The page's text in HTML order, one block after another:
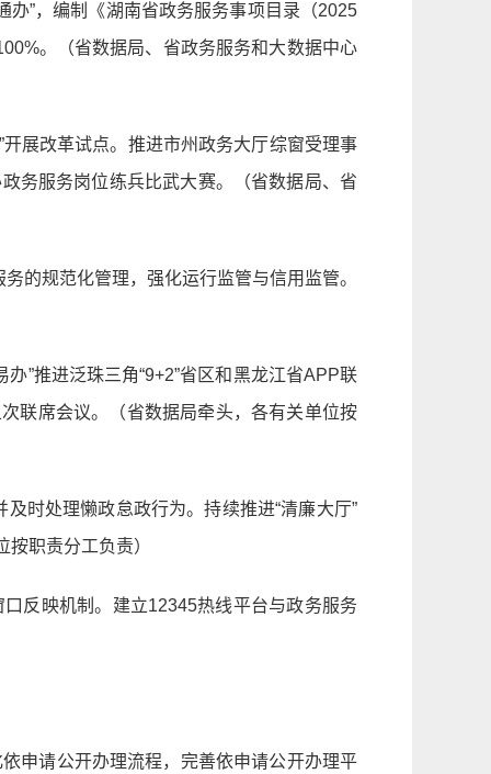
办”，编制《湖南省政务服务事项目录（2025
。（省数据局、省政务服务和大数据中心
展改革试点。推进市州政务大厅综窗受理事
务服务岗位练兵比武大赛。（省数据局、省
的规范化管理，强化运行监管与信用监管。
”推进泛珠三角“9+2”省区和黑龙江省APP联
联席会议。（省数据局牵头，各有关单位按
时处理懒政怠政行为。持续推进“清廉大厅”
职责分工负责）
口反映机制。建立12345热线平台与政务服务
申请公开办理流程，完善依申请公开办理平